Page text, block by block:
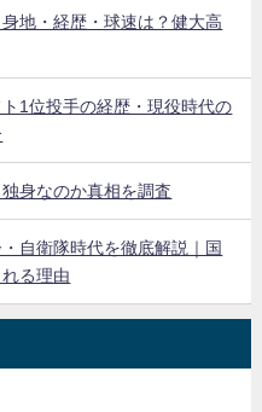
地・経歴・球速は？健大高
1位投手の経歴・現役時代の
身なのか真相を調査
自衛隊時代を徹底解説｜国
る理由